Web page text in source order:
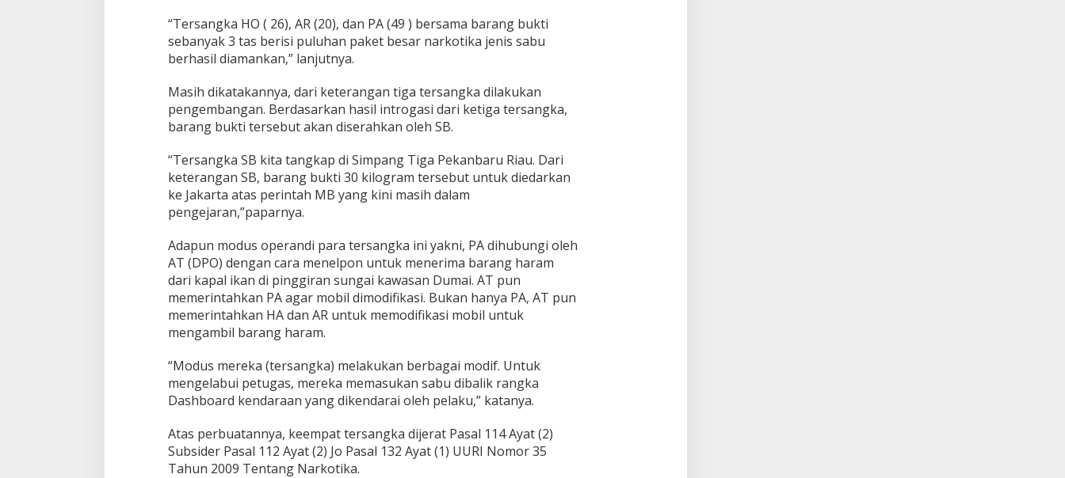
“Tersangka HO ( 26), AR (20), dan PA (49 ) bersama barang bukti
sebanyak 3 tas berisi puluhan paket besar narkotika jenis sabu
berhasil diamankan,” lanjutnya.
Masih dikatakannya, dari keterangan tiga tersangka dilakukan
pengembangan. Berdasarkan hasil introgasi dari ketiga tersangka,
barang bukti tersebut akan diserahkan oleh SB.
“Tersangka SB kita tangkap di Simpang Tiga Pekanbaru Riau. Dari
keterangan SB, barang bukti 30 kilogram tersebut untuk diedarkan
ke Jakarta atas perintah MB yang kini masih dalam
pengejaran,”paparnya.
Adapun modus operandi para tersangka ini yakni, PA dihubungi oleh
AT (DPO) dengan cara menelpon untuk menerima barang haram
dari kapal ikan di pinggiran sungai kawasan Dumai. AT pun
memerintahkan PA agar mobil dimodifikasi. Bukan hanya PA, AT pun
memerintahkan HA dan AR untuk memodifikasi mobil untuk
mengambil barang haram.
“Modus mereka (tersangka) melakukan berbagai modif. Untuk
mengelabui petugas, mereka memasukan sabu dibalik rangka
Dashboard kendaraan yang dikendarai oleh pelaku,” katanya.
Atas perbuatannya, keempat tersangka dijerat Pasal 114 Ayat (2)
Subsider Pasal 112 Ayat (2) Jo Pasal 132 Ayat (1) UURI Nomor 35
Tahun 2009 Tentang Narkotika.